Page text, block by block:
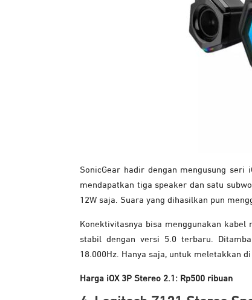
SonicGear hadir dengan mengusung seri
mendapatkan tiga speaker dan satu
12W saja. Suara yang dihasilkan pun
Konektivitasnya bisa menggunakan
stabil dengan versi 5.0 terbaru.
18.000Hz. Hanya saja, untuk meletakkan
Harga iOX 3P Stereo 2.1: Rp500 ribuan